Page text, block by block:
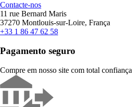
Contacte-nos
11 rue Bernard Maris
37270 Montlouis-sur-Loire, França
+33 1 86 47 62 58
Pagamento seguro
Compre em nosso site com total confiança